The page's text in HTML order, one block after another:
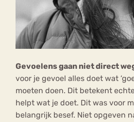
Gevoelens gaan niet direct
voor je gevoel alles doet wat
moeten doen. Dit betekent
helpt wat je doet. Dit was voor
belangrijk besef. Niet opgeven